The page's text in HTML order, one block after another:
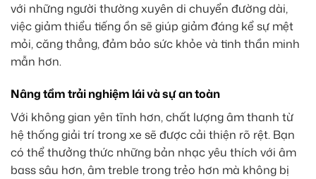
với những người thường xuyên di chuyển đường dài,
việc giảm thiểu tiếng ồn sẽ giúp giảm đáng kể sự mệt
mỏi, căng thẳng, đảm bảo sức khỏe và tinh thần minh
mẫn hơn.
Nâng tầm trải nghiệm lái và sự an toàn
Với không gian yên tĩnh hơn, chất lượng âm thanh từ
hệ thống giải trí trong xe sẽ được cải thiện rõ rệt. Bạn
có thể thưởng thức những bản nhạc yêu thích với âm
bass sâu hơn, âm treble trong trẻo hơn mà không bị